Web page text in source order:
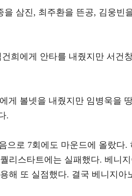
삼진, 최주환을 뜬공, 김웅빈
희에게 안타를 내줬지만 서건
게 볼넷을 내줬지만 임병욱을
.
으로 7회에도 마운드에 올랐다.
리스타트에는 실패했다. 베니
해 또 실점했다. 결국 베니지아